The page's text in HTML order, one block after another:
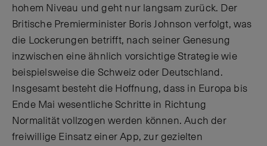
hohem Niveau und geht nur langsam zurück. Der
Britische Premierminister Boris Johnson verfolgt, was
die Lockerungen betrifft, nach seiner Genesung
inzwischen eine ähnlich vorsichtige Strategie wie
beispielsweise die Schweiz oder Deutschland.
Insgesamt besteht die Hoffnung, dass in Europa bis
Ende Mai wesentliche Schritte in Richtung
Normalität vollzogen werden können. Auch der
freiwillige Einsatz einer App, zur gezielten